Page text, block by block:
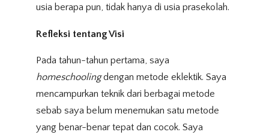
usia berapa pun, tidak hanya di usia prasekolah.
Refleksi tentang Visi
Pada tahun-tahun pertama, saya
homeschoolingdengan metode eklektik. Saya
mencampurkan teknik dari berbagai metode
sebab saya belum menemukan satu metode
yang benar-benar tepat dan cocok. Saya